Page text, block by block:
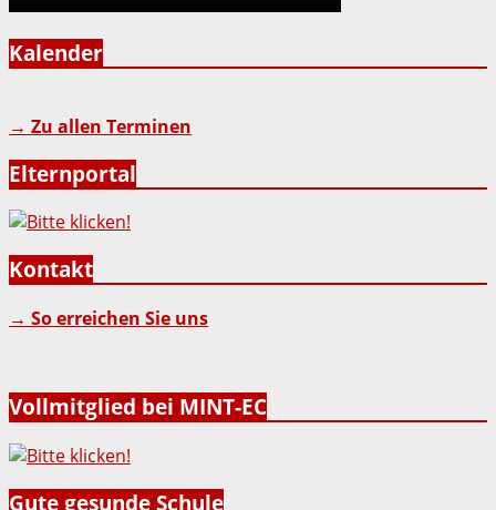
Kalender
→ Zu allen Terminen
Elternportal
Kontakt
→ So erreichen Sie uns
Vollmitglied bei MINT-EC
Gute gesunde Schule